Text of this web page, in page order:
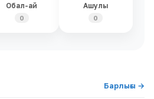
Обал-ай
0
Ашулы
0
Барлығы →